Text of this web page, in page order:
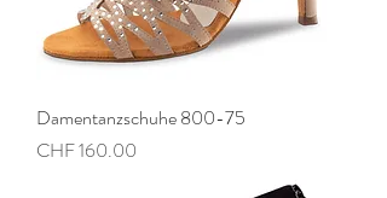
Damentanzschuhe 800-75
Preis
CHF 160.00